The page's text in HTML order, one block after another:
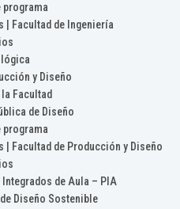
programa
| Facultad de Ingeniería
y Diseño
Facultad
de Diseño
programa
| Facultad de Producción y Diseño
de Aula – PIA
Diseño Sostenible